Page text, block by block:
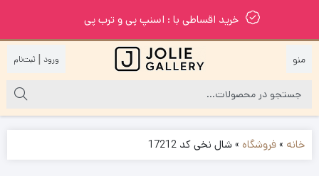
خرید اقساطی با : اسنپ پی و ترب پی
|
خانه »فروشگاه »شال نخی کد 17212